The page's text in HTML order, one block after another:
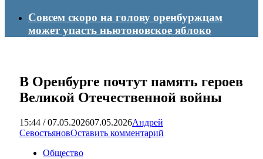
Совсем скоро на голову оренбуржцам
может упасть ньютоновское яблоко
В Оренбурге почтут память героев
Великой Отечественной войны
15:44 / 07.05.202607.05.2026Андрей
СевостьяновОставить комментарий
Общество